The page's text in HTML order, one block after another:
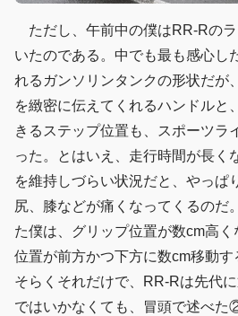
ただし、午前中の僕はRR-Rの
いたのである。中でも最も感心し
れるガンソリンタンクの形状だが
を緻密に伝えてくれるハンドルと
きるステップ位置も、スポーツラ
った。とはいえ、走行時間が長く
を維持しづらい状況だと、やっぱ
尻、膝などが痛くなってくるのだ
た僕は、グリップ位置が数cm高
位置が前方かつ下方に数cm移動
そらくそれだけで、RR-Rは先代
ではいかなくても、冒頭で述べ